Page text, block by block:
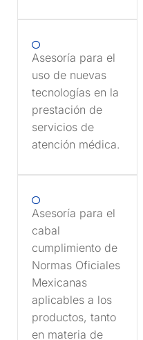
Asesoría para el
uso de nuevas
tecnologías en la
prestación de
servicios de
atención médica.
Asesoría para el
cabal
cumplimiento de
Normas Oficiales
Mexicanas
aplicables a los
productos, tanto
en materia de